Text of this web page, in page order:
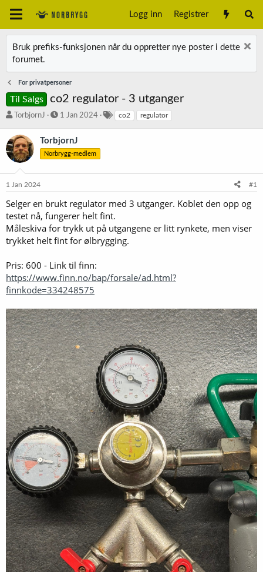
Logg inn Registrer
Bruk prefiks-funksjonen når du oppretter nye poster i dette
forumet.
For privatpersoner
Til Salgs co2 regulator - 3 utganger
T
å
d
s
r
t
e
r
TorbjornJ
S
a
r
t
o
1 Jan 2024 co2 regulator
TorbjornJ
Norbrygg-medlem
1 Jan 2024 #1
Selger en brukt regulator med 3 utganger. Koblet den opp og
testet nå, fungerer helt fint.
Måleskiva for trykk ut på utgangene er litt rynkete, men viser
trykket helt fint for ølbrygging.
Pris: 600 - Link til finn:
https://www.finn.no/bap/forsale/ad.html?
finnkode=334248575